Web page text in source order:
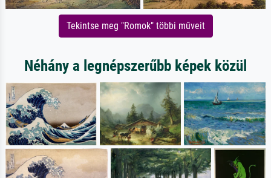
Tekintse meg "Romok" többi műveit
Néhány a legnépszerűbb képek közül